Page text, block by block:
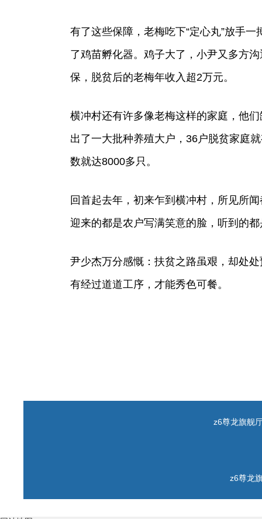
有了这些保障，老梅吃下“定心丸”放手
了鸡苗孵化器。鸡子大了，小尹又多方
保，脱贫后的老梅年收入超2万元。
横冲村还有许多像老梅这样的家庭，他
出了一大批种养殖大户，36户脱贫家庭
数就达8000多只。
回首起去年，初来乍到横冲村，所见所
迎来的都是农户写满笑意的脸，听到的
尹少杰万分感慨：扶贫之路虽艰，却处
有经过道道工序，才能秀色可餐。
z6尊龙旗舰
z6尊龙